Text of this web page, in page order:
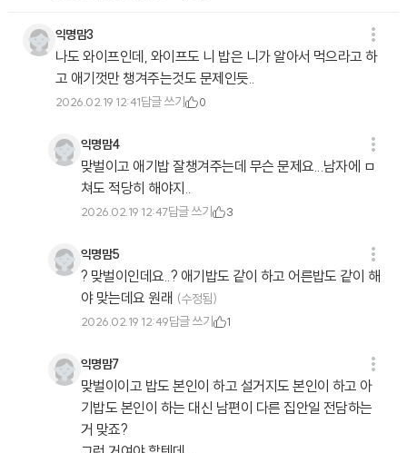
익명맘3
나도 와이프인데, 와이프도 니 밥은 니가 알아서 먹으라고 하
고 애기껏만 챙겨주는것도 문제인듯..
2026.02.19 12:41답글 쓰기 0
익명맘4
맞벌이고 애기밥 잘챙겨주는데 무슨 문제요...남자에 ㅁ
쳐도 적당히 해야지..
2026.02.19 12:47답글 쓰기 3
익명맘5
? 맞벌이인데요..? 애기밥도 같이 하고 어른밥도 같이 해
야 맞는데요 원래 (수정됨)
2026.02.19 12:49답글 쓰기 1
익명맘7
맞벌이이고 밥도 본인이 하고 설거지도 본인이 하고 아
기밥도 본인이 하는 대신 남편이 다른 집안일 전담하는
거 맞죠?